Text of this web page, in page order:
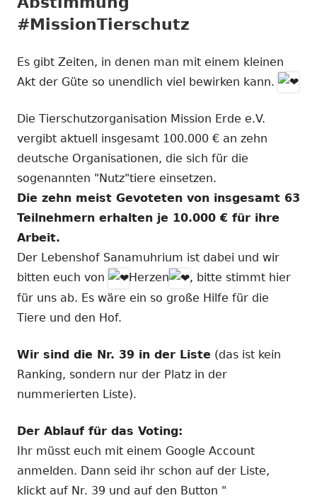
#MissionTierschutz
Es gibt Zeiten, in denen man mit einem kleinen
Akt der Güte so unendlich viel bewirken kann.
Die Tierschutzorganisation Mission Erde e.V.
vergibt aktuell insgesamt 100.000 € an zehn
deutsche Organisationen, die sich für die
sogenannten "Nutz"tiere einsetzen.
Die zehn meist Gevoteten von insgesamt 63
Teilnehmern erhalten je 10.000 € für ihre
Arbeit.
Der Lebenshof Sanamuhrium ist dabei und wir
bitten euch von
Herzen
, bitte stimmt hier
für uns ab. Es wäre ein so große Hilfe für die
Tiere und den Hof.
Wir sind die Nr. 39 in der Liste (das ist kein
Ranking, sondern nur der Platz in der
nummerierten Liste).
Der Ablauf für das Voting:
Ihr müsst euch mit einem Google Account
anmelden. Dann seid ihr schon auf der Liste,
klickt auf Nr. 39 und auf den Button "